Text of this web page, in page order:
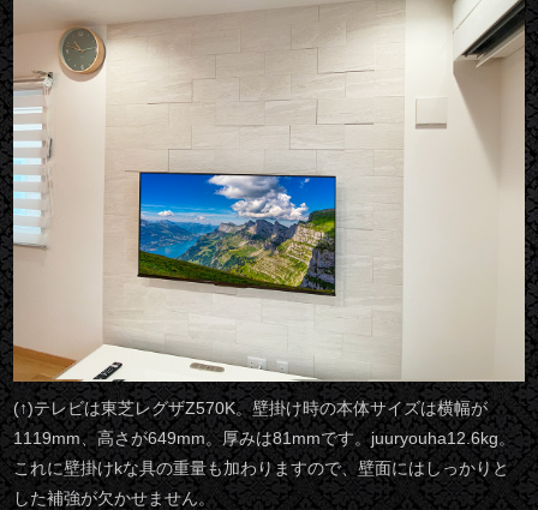
(↑)テレビは東芝レグザZ570K。壁掛け時の本体サイズは横幅が
1119mm、高さが649mm。厚みは81mmです。juuryouha12.6kg。
これに壁掛けkな具の重量も加わりますので、壁面にはしっかりと
した補強が欠かせません。